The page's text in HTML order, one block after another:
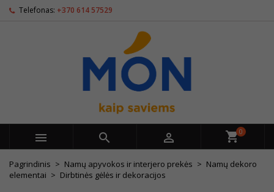
Telefonas: +370 614 57529
   0
Pagrindinis Namų apyvokos ir interjero prekės
Namų dekoro
elementai
Dirbtinės gėlės ir dekoracijos